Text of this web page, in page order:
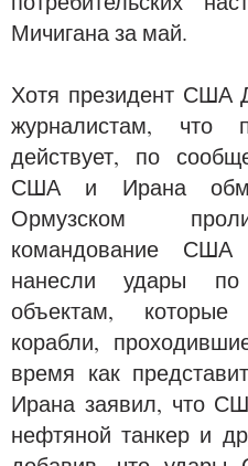
Мичигана за май.
Хотя президент США
журналистам, что
действует, по
США и Ирана
Ормузском
командование
нанесли удары
объектам,
корабли,
время как
Ирана заявил, что
нефтяной танкер и